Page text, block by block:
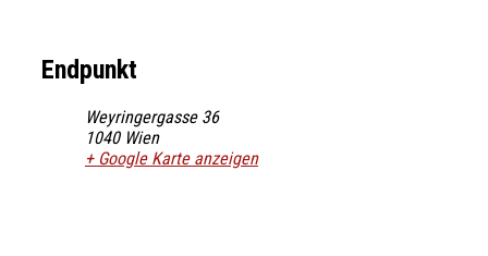
Endpunkt
Weyringergasse 36
1040 Wien
+ Google Karte anzeigen